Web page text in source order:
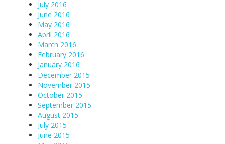
July 2016
June 2016
May 2016
April 2016
March 2016
February 2016
January 2016
December 2015
November 2015
October 2015
September 2015
August 2015
July 2015
June 2015